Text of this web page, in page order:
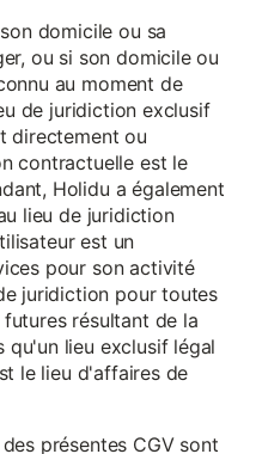
domicile ou sa
ou si son domicile ou
au moment de
de juridiction exclusif
directement ou
contractuelle est le
Holidu a également
lieu de juridiction
est un
pour son activité
juridiction pour toutes
résultant de la
qu'un lieu exclusif légal
le lieu d'affaires de
présentes CGV sont